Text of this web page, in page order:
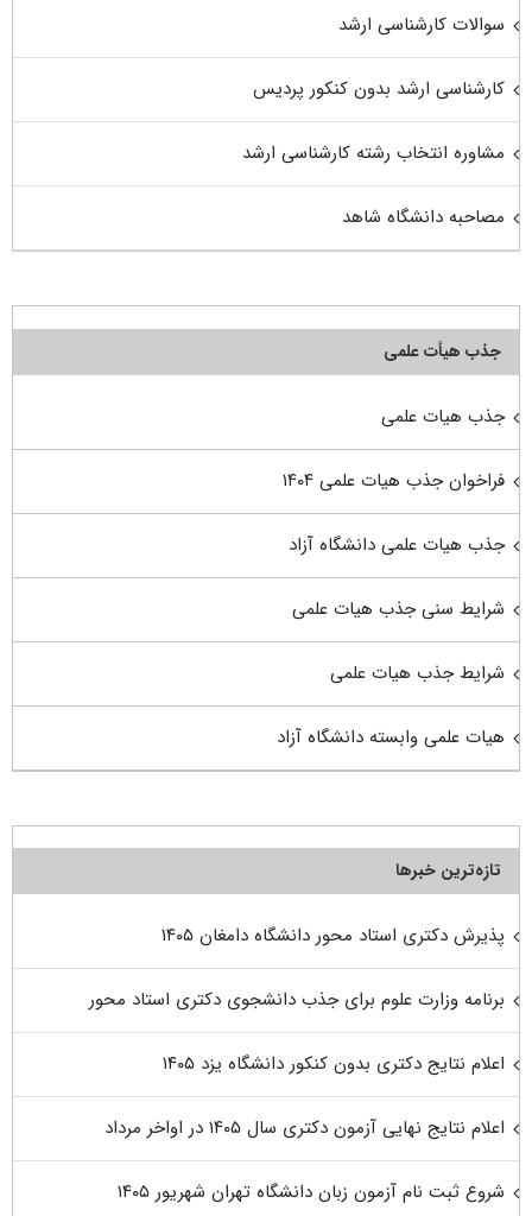
سوالات کارشناسی ارشد
کارشناسی ارشد بدون کنکور پردیس
مشاوره انتخاب رشته کارشناسی ارشد
مصاحبه دانشگاه شاهد
جذب هیأت علمی
جذب هیات علمی
فراخوان جذب هیات علمی ۱۴۰۴
جذب هیات علمی دانشگاه آزاد
شرایط سنی جذب هیات علمی
شرایط جذب هیات علمی
هیات علمی وابسته دانشگاه آزاد
تازه‌ترین خبرها
پذیرش دکتری استاد محور دانشگاه دامغان ۱۴۰۵
برنامه وزارت علوم برای جذب دانشجوی دکتری استاد محور
اعلام نتایج دکتری بدون کنکور دانشگاه یزد ۱۴۰۵
اعلام نتایج نهایی آزمون دکتری سال ۱۴۰۵ در اواخر مرداد
شروع ثبت نام آزمون زبان دانشگاه تهران شهریور ۱۴۰۵